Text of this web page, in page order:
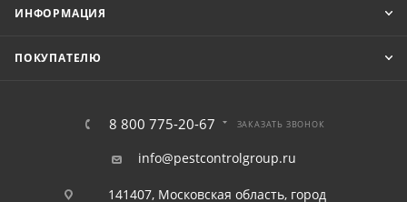
ИНФОРМАЦИЯ
ПОКУПАТЕЛЮ
8 800 775-20-67 ЗАКАЗАТЬ ЗВОНОК
info@pestcontrolgroup.ru
141407, Московская область, город